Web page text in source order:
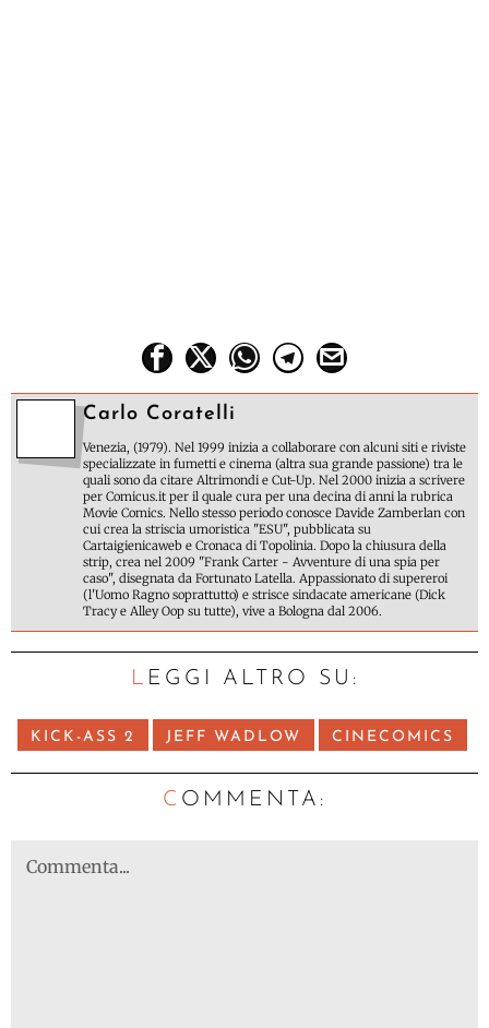
Carlo Coratelli
Venezia, (1979). Nel 1999 inizia a collaborare con alcuni siti e riviste
specializzate in fumetti e cinema (altra sua grande passione) tra le
quali sono da citare Altrimondi e Cut-Up. Nel 2000 inizia a scrivere
per Comicus.it per il quale cura per una decina di anni la rubrica
Movie Comics. Nello stesso periodo conosce Davide Zamberlan con
cui crea la striscia umoristica "ESU", pubblicata su
Cartaigienicaweb e Cronaca di Topolinia. Dopo la chiusura della
strip, crea nel 2009 "Frank Carter - Avventure di una spia per
caso", disegnata da Fortunato Latella. Appassionato di supereroi
(l'Uomo Ragno soprattutto) e strisce sindacate americane (Dick
Tracy e Alley Oop su tutte), vive a Bologna dal 2006.
LEGGI ALTRO SU:
KICK-ASS 2 JEFF WADLOW CINECOMICS
C OMMENTA: